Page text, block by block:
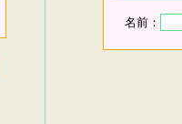
名前：